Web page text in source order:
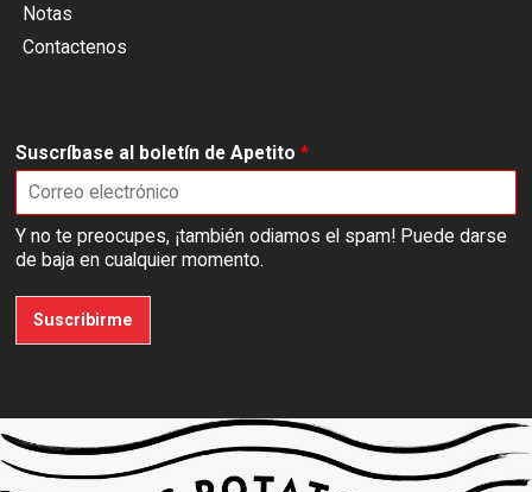
Notas
Contactenos
Suscríbase al boletín de Apetito *
Y no te preocupes, ¡también odiamos el spam! Puede darse
de baja en cualquier momento.
Suscribirme